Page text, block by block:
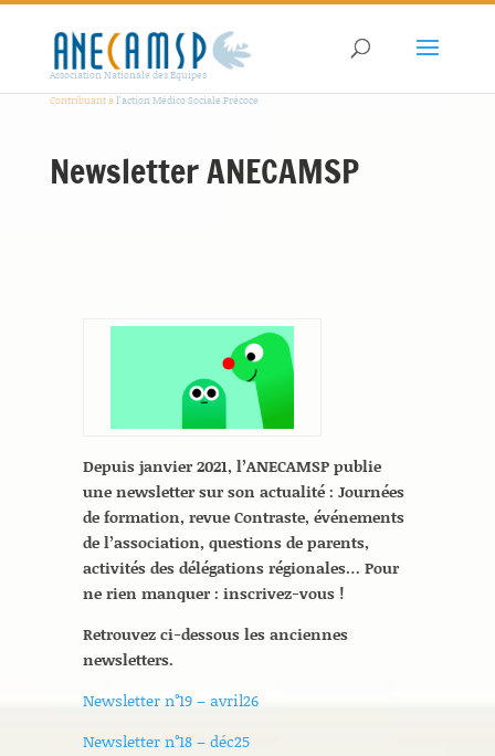
Association Nationale des Equipes
Contribuant àl'action Médico Sociale Précoce
Newsletter ANECAMSP
Depuis janvier 2021, l’ANECAMSP publie
une newsletter sur son actualité : Journées
de formation, revue Contraste, événements
de l’association, questions de parents,
activités des délégations régionales… Pour
ne rien manquer : inscrivez-vous !
Retrouvez ci-dessous les anciennes
newsletters.
Newsletter n°19 – avril26
Newsletter n°18 – déc25